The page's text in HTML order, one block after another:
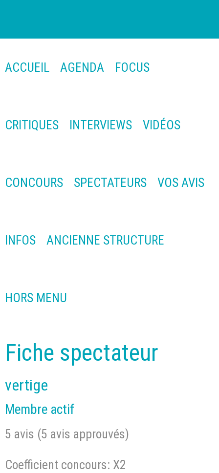
ACCUEIL AGENDA FOCUS
CRITIQUES INTERVIEWS VIDÉOS
CONCOURS SPECTATEURS VOS AVIS
INFOS ANCIENNE STRUCTURE
HORS MENU
Fiche spectateur
vertige
Membre actif
5 avis (5 avis approuvés)
Coefficient concours: X2